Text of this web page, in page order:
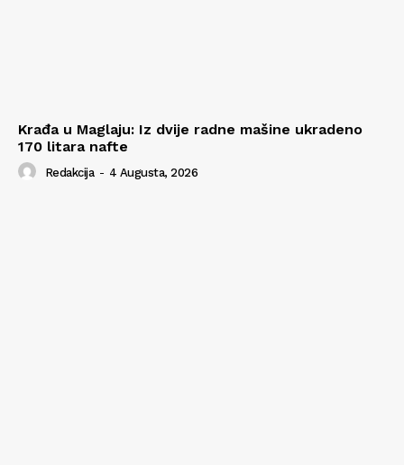
Krađa u Maglaju: Iz dvije radne mašine ukradeno
170 litara nafte
Redakcija - 4 Augusta, 2026